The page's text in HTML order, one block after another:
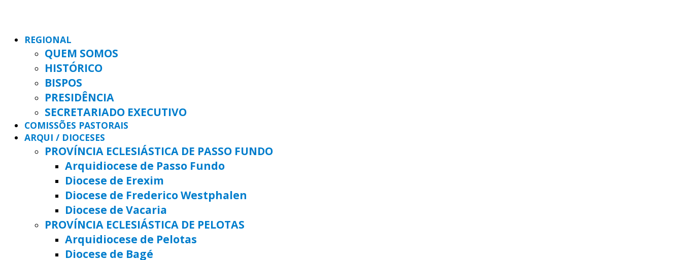
REGIONAL
QUEM SOMOS
HISTÓRICO
BISPOS
PRESIDÊNCIA
SECRETARIADO EXECUTIVO
COMISSÕES PASTORAIS
ARQUI / DIOCESES
PROVÍNCIA ECLESIÁSTICA DE PASSO FUNDO
Arquidiocese de Passo Fundo
Diocese de Erexim
Diocese de Frederico Westphalen
Diocese de Vacaria
PROVÍNCIA ECLESIÁSTICA DE PELOTAS
Arquidiocese de Pelotas
Diocese de Bagé